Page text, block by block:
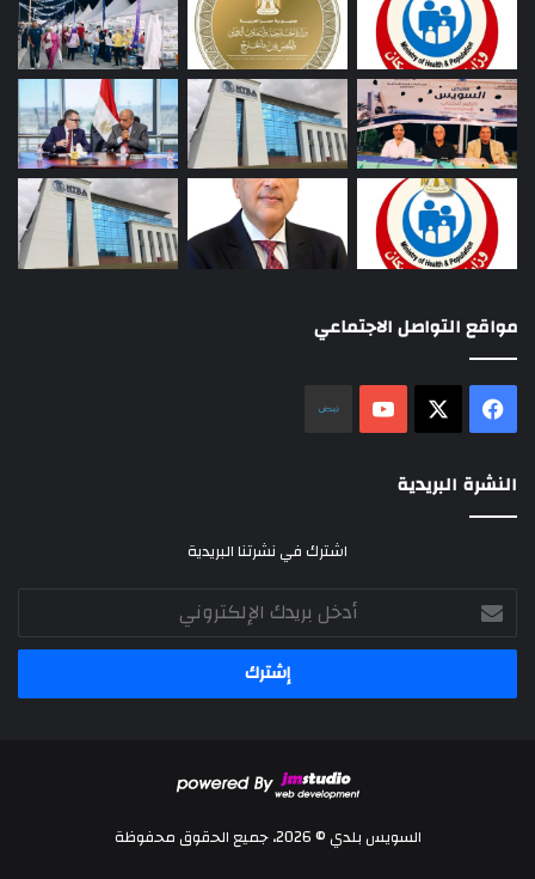
مواقع التواصل الاجتماعي
فيسبوك ‫YouTube
النشرة البريدية
اشترك في نشرتنا البريدية
أدخل
بريدك
الإلكتروني
السويس بلدي © 2026، جميع الحقوق محفوظة